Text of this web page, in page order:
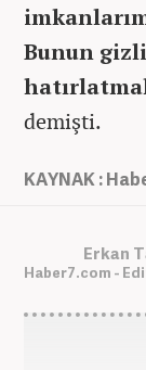
Bunun
demişti.
KAYNAK :
Erkan
Haber7.com -